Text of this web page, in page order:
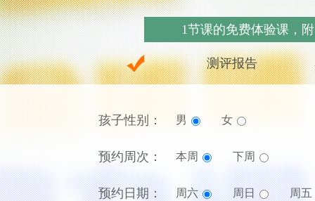
1节课的免费体验课，
测评报告
孩子性别： 男 女
预约周次： 本周 下周
预约日期： 周六 周日
周五